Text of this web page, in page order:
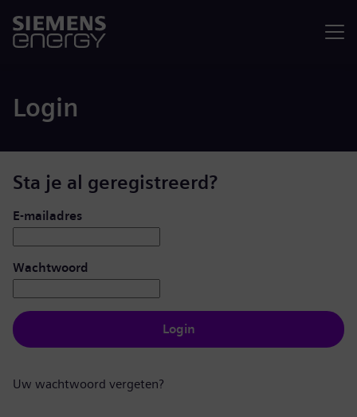
Login
Sta je al geregistreerd?
Inloggen: gebruiker en wachtwoord
E-mailadres
Wachtwoord
Login
Uw wachtwoord vergeten?